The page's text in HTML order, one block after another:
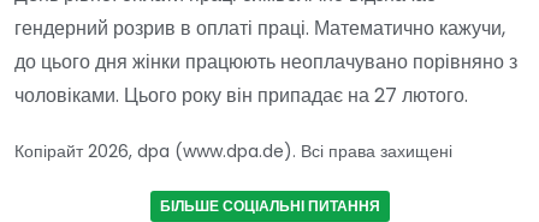
гендерний розрив в оплаті праці. Математично кажучи,
до цього дня жінки працюють неоплачувано порівняно з
чоловіками. Цього року він припадає на 27 лютого.
Копірайт 2026, dpa (www.dpa.de). Всі права захищені
БІЛЬШЕ СОЦІАЛЬНІ ПИТАННЯ